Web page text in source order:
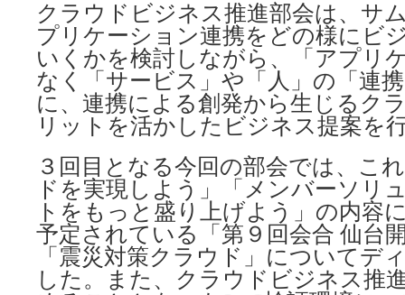
クラウドビジネス推進部会は、サ
プリケーション連携をどの様にビ
いくかを検討しながら、「アプリ
なく「サービス」や「人」の「連
に、連携による創発から生じるク
リットを活かしたビジネス提案を
３回目となる今回の部会では、こ
ドを実現しよう」「メンバーソリ
トをもっと盛り上げよう」の内容
予定されている「第９回会合 仙台
「震災対策クラウド」についてデ
した。また、クラウドビジネス推